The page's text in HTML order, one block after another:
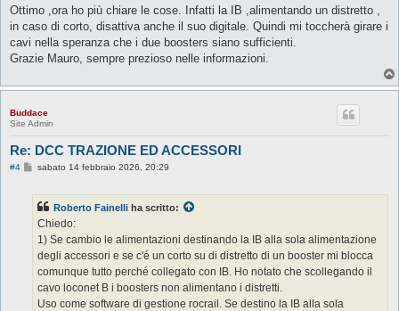
s
a
g
i
Ottimo ,ora ho più chiare le cose. Infatti la IB ,alimentando un distretto ,
in caso di corto, disattiva anche il suo digitale. Quindi mi toccherà girare i
cavi nella speranza che i due boosters siano sufficienti.
Grazie Mauro, sempre prezioso nelle informazioni.
Buddace
Site Admin
Re: DCC TRAZIONE ED ACCESSORI
#4
M
a
g
o
sabato 14 febbraio 2026, 20:29
Roberto Fainelli ha scritto:
Chiedo:
1) Se cambio le alimentazioni destinando la IB alla sola alimentazione
degli accessori e se c'é un corto su di distretto di un booster mi blocca
comunque tutto perché collegato con IB. Ho notato che scollegando il
cavo loconet B i boosters non alimentano i distretti.
Uso come software di gestione rocrail. Se destino la IB alla sola